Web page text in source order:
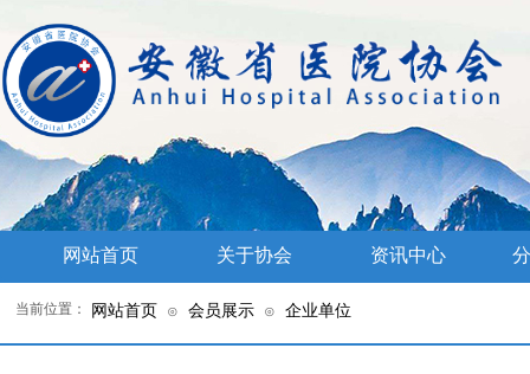
网站首页 关于协会 资讯中心
网站首页 ⊙ 会员展示 ⊙ 企业单位
当前位置：